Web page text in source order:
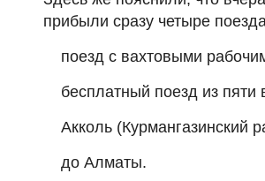
прибыли сразу четыре
поезд с вахтовыми
бесплатный поезд из
Акколь (Курмангазинский
до Алматы.